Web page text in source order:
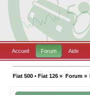
Accueil Forum Aide
Fiat 500 • Fiat 126 » Forum»